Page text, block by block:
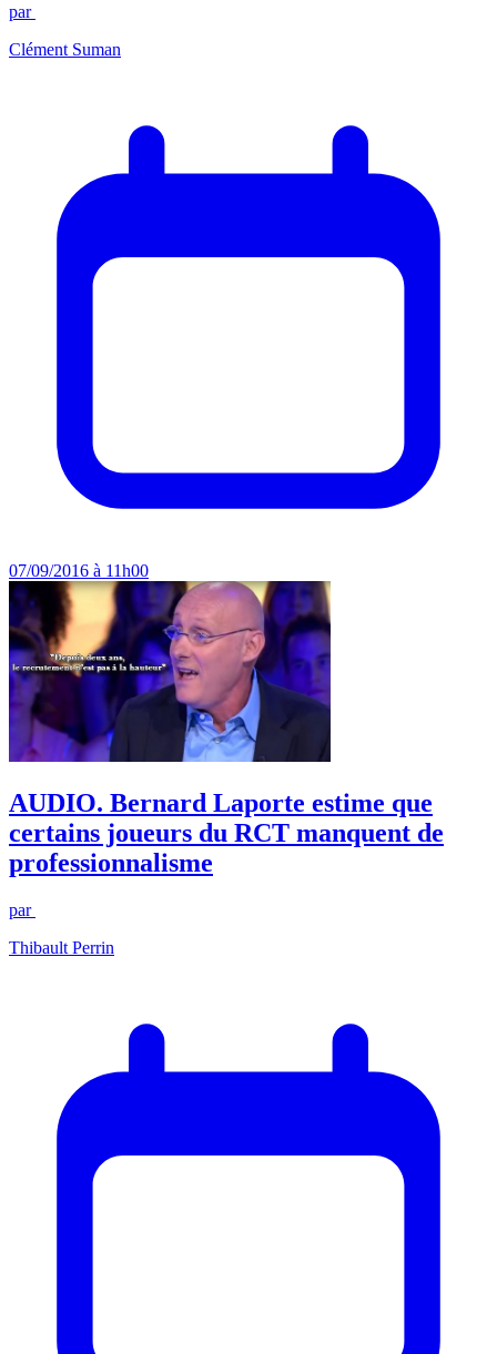
par
Clément Suman
07/09/2016 à 11h00
AUDIO. Bernard Laporte estime que
certains joueurs du RCT manquent de
professionnalisme
par
Thibault Perrin